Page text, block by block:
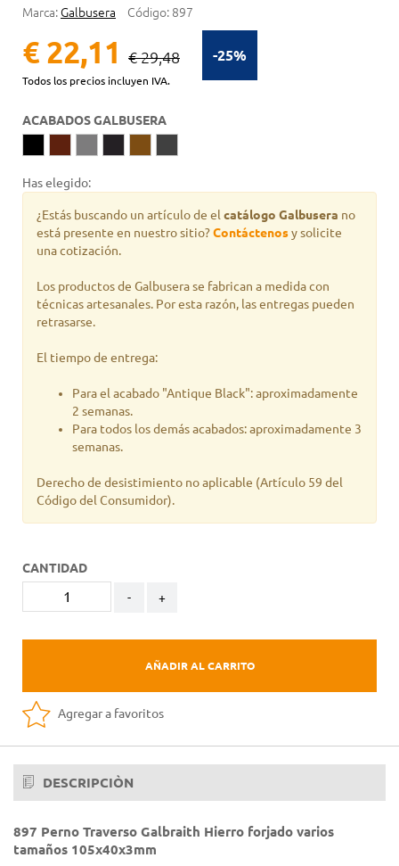
Marca: Galbusera Código: 897
-25%
€ 22,11 € 29,48
Todos los precios incluyen IVA.
ACABADOS GALBUSERA
Has elegido:
¿Estás buscando un artículo de el catálogo Galbusera no
está presente en nuestro sitio?Contáctenosy solicite
una cotización.
Los productos de Galbusera se fabrican a medida con
técnicas artesanales. Por esta razón, las entregas pueden
retrasarse.
El tiempo de entrega:
Para el acabado "Antique Black": aproximadamente
2 semanas.
Para todos los demás acabados: aproximadamente 3
semanas.
Derecho de desistimiento no aplicable (Artículo 59 del
Código del Consumidor).
CANTIDAD
- +
AÑADIR AL CARRITO
Agregar a favoritos
DESCRIPCIÒN
897 Perno Traverso Galbraith Hierro forjado varios
tamaños 105x40x3mm